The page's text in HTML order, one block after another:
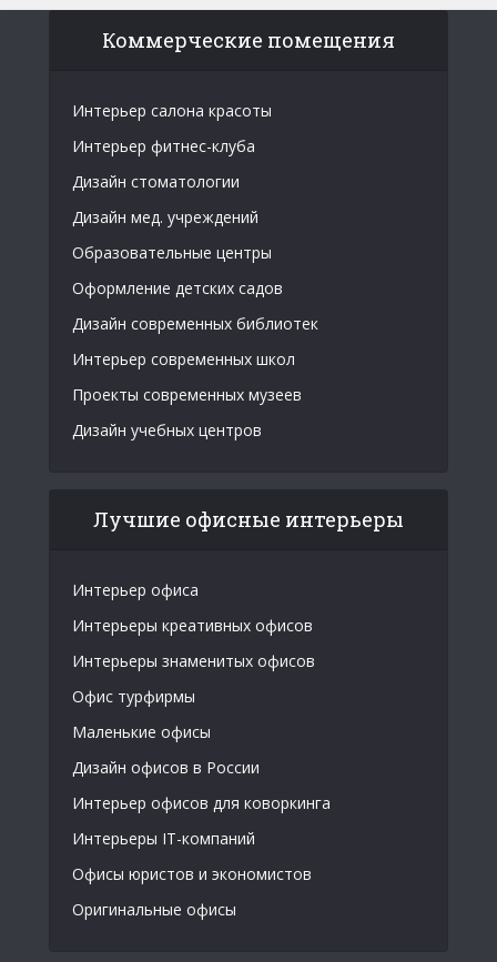
Коммерческие помещения
Интерьер салона красоты
Интерьер фитнес-клуба
Дизайн стоматологии
Дизайн мед. учреждений
Образовательные центры
Оформление детских садов
Дизайн современных библиотек
Интерьер современных школ
Проекты современных музеев
Дизайн учебных центров
Лучшие офисные интерьеры
Интерьер офиса
Интерьеры креативных офисов
Интерьеры знаменитых офисов
Офис турфирмы
Маленькие офисы
Дизайн офисов в России
Интерьер офисов для коворкинга
Интерьеры IT-компаний
Офисы юристов и экономистов
Оригинальные офисы